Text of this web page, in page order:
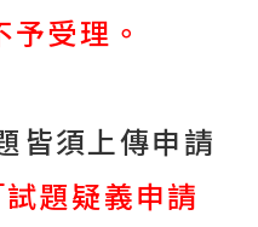
受理。
皆須上傳申請
題疑義申請